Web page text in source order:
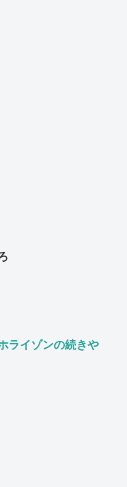
ライゾンの続きや